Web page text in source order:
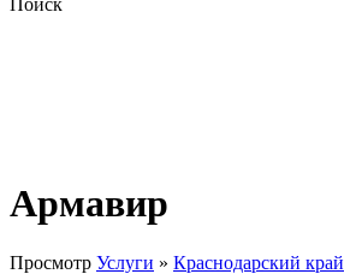
Поиск
Армавир
Просмотр Услуги » Краснодарский край